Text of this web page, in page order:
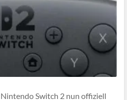
Switch 2 nun offiziell